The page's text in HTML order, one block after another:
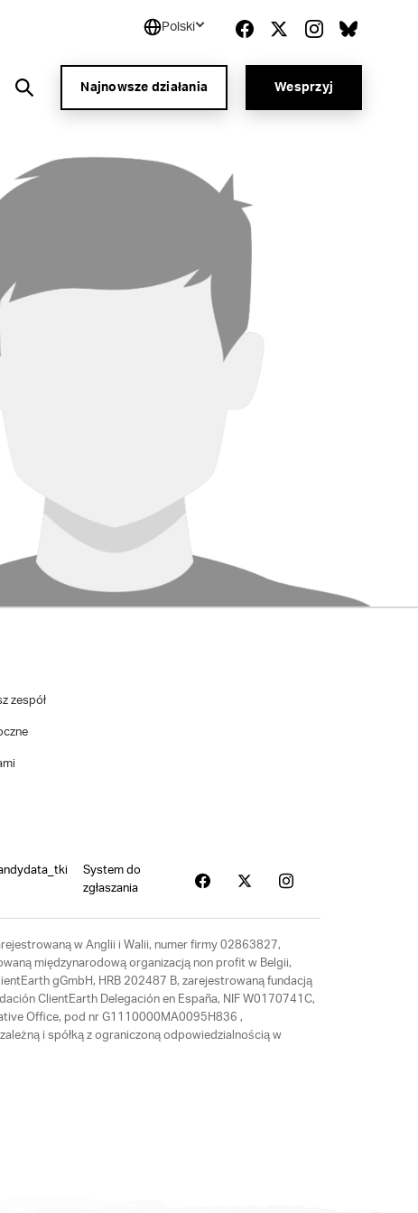
Polski
Najnowsze działania Wesprzyj
zespół
System do
zgłaszania
w Anglii i Walii, numer firmy 02863827,
międzynarodową organizacją non profit w Belgii,
gGmbH, HRB 202487 B, zarejestrowaną fundacją
ClientEarth Delegación en España, NIF W0170741C,
Office, pod nr G1110000MA0095H836 ,
i spółką z ograniczoną odpowiedzialnością w